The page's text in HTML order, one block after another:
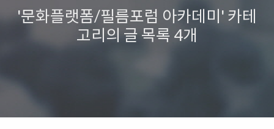
'문화플랫폼/필름포럼 아카데미' 카테
고리의 글 목록 4개